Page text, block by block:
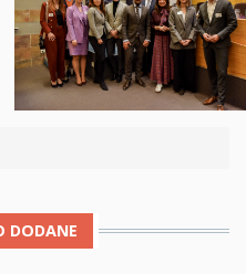
DODANE